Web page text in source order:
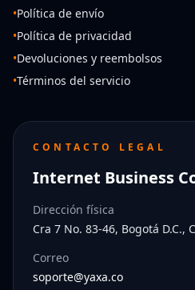
•Política de envío
•Política de privacidad
•Devoluciones y reembolsos
•Términos del servicio
CONTACTO LEGAL
Internet Business
Dirección física
Cra 7 No. 83-46, Bogotá D.C.,
Correo
soporte@yaxa.co